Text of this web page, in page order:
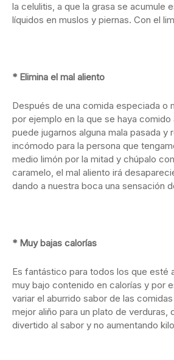
la celulitis, a que la grasa se acumule
líquidos en muslos y piernas. Con el
* Elimina el mal aliento
Después de una comida especiada o
por ejemplo en la que se haya comido
puede jugarnos alguna mala pasada y
incómodo para la persona que
medio limón por la mitad y chúpalo
caramelo, el mal aliento irá
dando a nuestra boca una sensación
* Muy bajas calorías
Es fantástico para todos los que esté
muy bajo contenido en calorías y por
variar el aburrido sabor de las
mejor aliño para un plato de verduras,
divertido al sabor y no aumentando